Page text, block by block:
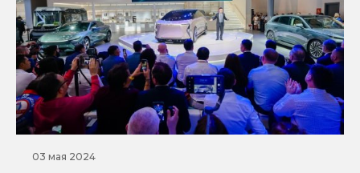
03 мая 2024